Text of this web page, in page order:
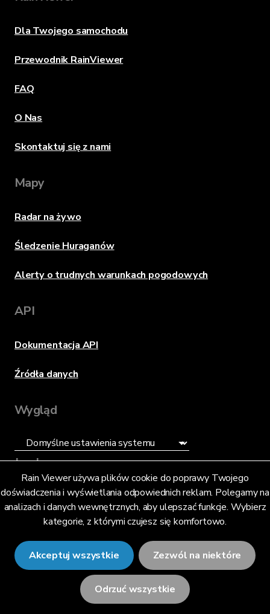
Rain Viewer używa plików cookie do poprawy Twojego
doświadczenia i wyświetlania odpowiednich reklam. Polegamy na
analizach i danych wewnętrznych, aby ulepszać funkcje. Wybierz
kategorie, z którymi czujesz się komfortowo.
Akceptuj wszystkie Zezwól na niektóre
Odrzuć wszystkie
Dla Twojego samochodu
Przewodnik RainViewer
FAQ
O Nas
Skontaktuj się z nami
Mapy
Radar na żywo
Śledzenie Huraganów
Alerty o trudnych warunkach pogodowych
API
Dokumentacja API
Źródła danych
Wygląd
Język
Polski (PL)
© 2026 RainViewer,MeteoLab Inc.
Informacje o prywatności